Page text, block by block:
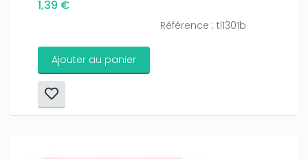
1,39 €
Référence : tl1301b
Ajouter au panier